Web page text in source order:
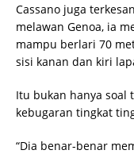
Cassano juga
melawan Genoa, ia
mampu berlari 70
sisi kanan dan kiri
Itu bukan hanya soal
kebugaran tingkat
“Dia benar-benar